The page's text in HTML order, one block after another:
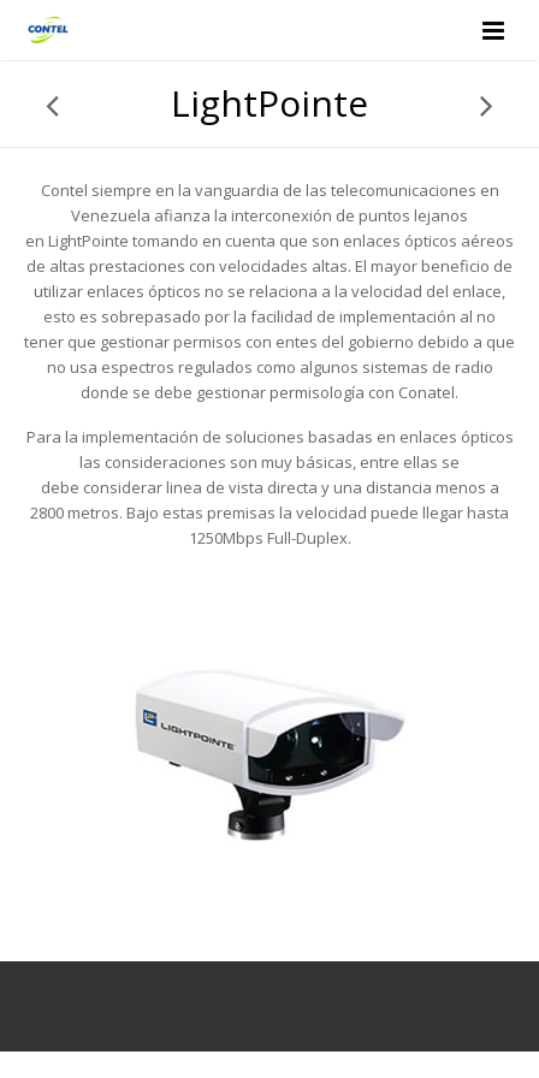
LightPointe
Contel siempre en la vanguardia de las telecomunicaciones en
Venezuela afianza la interconexión de puntos lejanos
en LightPointe tomando en cuenta que son enlaces ópticos aéreos
de altas prestaciones con velocidades altas. El mayor beneficio de
utilizar enlaces ópticos no se relaciona a la velocidad del enlace,
esto es sobrepasado por la facilidad de implementación al no
tener que gestionar permisos con entes del gobierno debido a que
no usa espectros regulados como algunos sistemas de radio
donde se debe gestionar permisología con Conatel.
Para la implementación de soluciones basadas en enlaces ópticos
las consideraciones son muy básicas, entre ellas se
debe considerar linea de vista directa y una distancia menos a
2800 metros. Bajo estas premisas la velocidad puede llegar hasta
1250Mbps Full-Duplex.